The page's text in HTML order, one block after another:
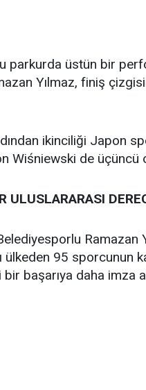
parkurda üstün bir
Yılmaz, finiş
ikinciliği Japon
Wiśniewski de üçüncü
ULUSLARARASI
Ramazan
ülkeden 95 sporcunun
bir başarıya daha imza